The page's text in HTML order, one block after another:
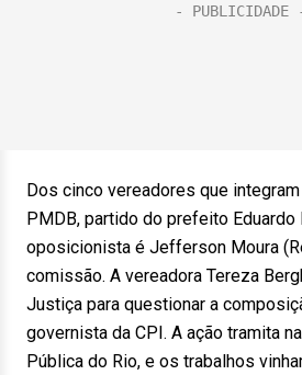
Dos cinco vereadores que
PMDB, partido do prefeito Eduardo
oposicionista é Jefferson Moura
comissão. A vereadora Tereza
Justiça para questionar a
governista da CPI. A ação tramita
Pública do Rio, e os trabalhos